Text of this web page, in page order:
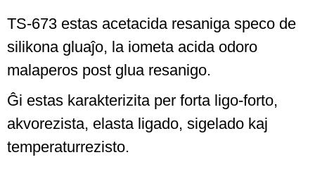
TS-673 estas acetacida resaniga speco de
silikona gluaĵo, la iometa acida odoro
malaperos post glua resanigo.
Ĝi estas karakterizita per forta ligo-forto,
akvorezista, elasta ligado, sigelado kaj
temperaturrezisto.